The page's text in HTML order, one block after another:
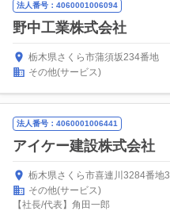
法人番号：4060001006094
野中工業株式会社
栃木県さくら市蒲須坂234番地
その他(サービス)
法人番号：4060001006441
アイケー建設株式会社
栃木県さくら市喜連川3284番地3
その他(サービス)
【社長/代表】角田一郎